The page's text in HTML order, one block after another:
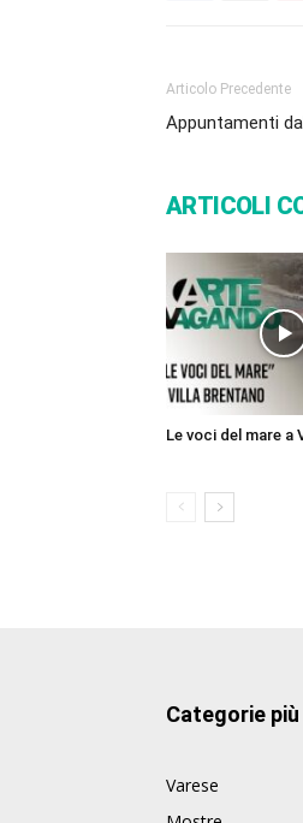
Articolo Precedente
Appuntamenti
ARTICOLI
Le voci del mare a
Categorie
Varese